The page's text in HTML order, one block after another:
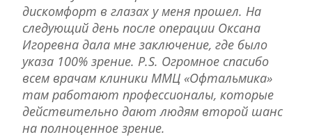
дискомфорт в глазах у меня прошел. На
следующий день после операции Оксана
Игоревна дала мне заключение, где было
указа 100% зрение. P.S. Огромное спасибо
всем врачам клиники ММЦ «Офтальмика»
там работают профессионалы, которые
действительно дают людям второй шанс
на полноценное зрение.